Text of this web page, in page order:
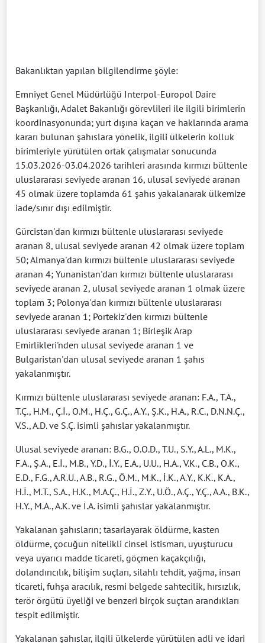
Bakanlıktan yapılan bilgilendirme şöyle:
Emniyet Genel Müdürlüğü Interpol-Europol Daire
Başkanlığı, Adalet Bakanlığı görevlileri ile ilgili birimlerin
koordinasyonunda; yurt dışına kaçan ve haklarında arama
kararı bulunan şahıslara yönelik, ilgili ülkelerin kolluk
birimleriyle yürütülen ortak çalışmalar sonucunda
15.03.2026-03.04.2026 tarihleri arasında kırmızı bültenle
uluslararası seviyede aranan 16, ulusal seviyede aranan
45 olmak üzere toplamda 61 şahıs yakalanarak ülkemize
iade/sınır dışı edilmiştir.
Gürcistan'dan kırmızı bültenle uluslararası seviyede
aranan 8, ulusal seviyede aranan 42 olmak üzere toplam
50; Almanya'dan kırmızı bültenle uluslararası seviyede
aranan 4; Yunanistan'dan kırmızı bültenle uluslararası
seviyede aranan 2, ulusal seviyede aranan 1 olmak üzere
toplam 3; Polonya'dan kırmızı bültenle uluslararası
seviyede aranan 1; Portekiz'den kırmızı bültenle
uluslararası seviyede aranan 1; Birleşik Arap
Emirlikleri'nden ulusal seviyede aranan 1 ve
Bulgaristan'dan ulusal seviyede aranan 1 şahıs
yakalanmıştır.
Kırmızı bültenle uluslararası seviyede aranan: F.A., T.A.,
T.Ç., H.M., Ç.İ., O.M., H.Ç., G.Ç., A.Y., Ş.K., H.A., R.C., D.N.N.Ç.,
V.S., A.D. ve S.Ç. isimli şahıslar yakalanmıştır.
Ulusal seviyede aranan: B.G., O.O.D., T.U., S.Y., A.L., M.K.,
F.A., Ş.A., E.İ., M.B., Y.D., İ.Y., E.A., U.U., H.A., V.K., C.B., O.K.,
E.D., F.G., A.R.U., A.B., R.G., Ö.M., M.K., İ.K., A.Y., K.K., K.A.,
H.İ., M.T., S.A., H.K., M.A.Ç., H.İ., Z.Y., U.Ö., A.Ç., Y.Ç., A.A., B.K.,
H.Y., M.A., A.K. ve İ.A. isimli şahıslar yakalanmıştır.
Yakalanan şahısların; tasarlayarak öldürme, kasten
öldürme, çocuğun nitelikli cinsel istismarı, uyuşturucu
veya uyarıcı madde ticareti, göçmen kaçakçılığı,
dolandırıcılık, bilişim suçları, silahlı tehdit, yağma, insan
ticareti, fuhşa aracılık, resmi belgede sahtecilik, hırsızlık,
terör örgütü üyeliği ve benzeri birçok suçtan arandıkları
tespit edilmiştir.
Yakalanan şahıslar, ilgili ülkelerde yürütülen adli ve idari